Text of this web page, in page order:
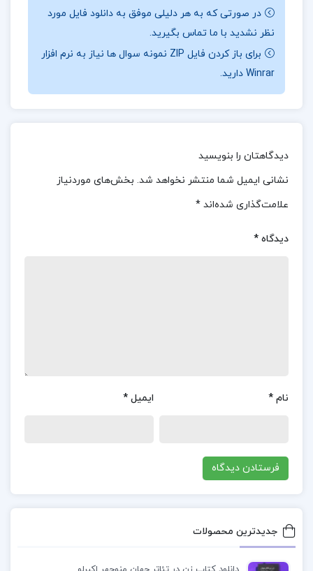
درباره نویسنده کتاب فانوسی میان اقیانوس ها
ایجاد تیم قهرمان: روش‌ها و راهکارهایی برای ایجاد و
ارتباطی و ایجاد ارتباط موثر با اعضای تیم و سایر افراد.
زندگی مانند یک رهبر کسب و کار: بررسی ویژگی‌ها و
عادات رهبران موفق در کسب و کار و نحوه اعمال آن‌ها
در زندگی روزمره.
رهبری و مدیریت پرداخته است.
زبان ساده و روان: زبان کتاب ساده و روان است و
استفاده از مثال‌ها و موارد عملی: استفاده از مثال‌ها و
در صورتی که به هر دلیلی موفق به دانلود فایل مورد
نظر نشدید با ما تماس بگیرید.
برای باز کردن فایل ZIP نمونه سوال ها نیاز به نرم افزار
Winrar دارید.
دیدگاهتان را بنویسید
نشانی ایمیل شما منتشر نخواهد شد. بخش‌های موردنیاز
علامت‌گذاری شده‌اند *
دیدگاه *
نام * ایمیل *
جدیدترین محصولات